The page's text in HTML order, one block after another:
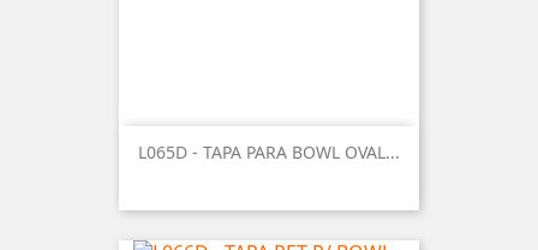
L065D - TAPA PARA BOWL OVAL...